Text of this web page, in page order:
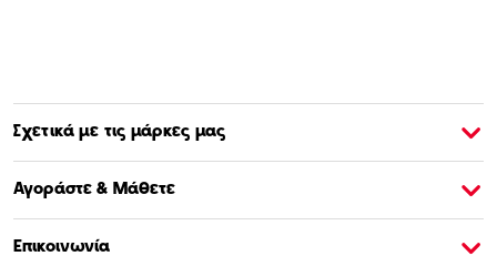
Σχετικά με τις μάρκες μας
Αγοράστε & Μάθετε
Επικοινωνία